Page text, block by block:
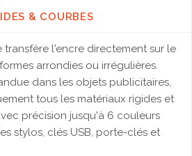
& COURBES
transfère l'encre directement sur le
arrondies ou irrégulières.
dans les objets publicitaires,
tous les matériaux rigides et
précision jusqu'à 6 couleurs
stylos, clés USB, porte-clés et